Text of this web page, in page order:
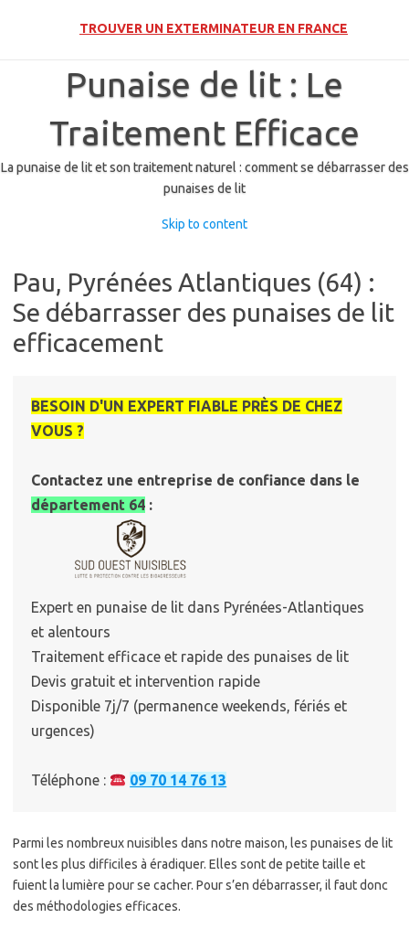
TROUVER UN EXTERMINATEUR EN FRANCE
Punaise de lit : Le
Traitement Efficace
La punaise de lit et son traitement naturel : comment se débarrasser des
punaises de lit
Skip to content
Pau, Pyrénées Atlantiques (64) :
Se débarrasser des punaises de lit
efficacement
BESOIN D'UN EXPERT FIABLE PRÈS DE CHEZ
VOUS ?
Contactez une entreprise de confiance dans le
département 64 :
Expert en punaise de lit dans Pyrénées-Atlantiques
et alentours
Traitement efficace et rapide des punaises de lit
Devis gratuit et intervention rapide
Disponible 7j/7 (permanence weekends, fériés et
urgences)
Téléphone : 09 70 14 76 13
Parmi les nombreux nuisibles dans notre maison, les punaises de lit
sont les plus difficiles à éradiquer. Elles sont de petite taille et
fuient la lumière pour se cacher. Pour s’en débarrasser, il faut donc
des méthodologies efficaces.